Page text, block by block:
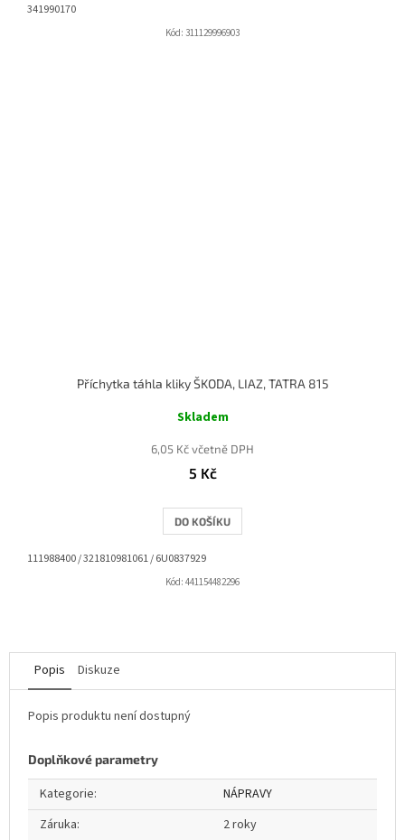
341990170
Kód: 311129996903
Příchytka táhla kliky ŠKODA, LIAZ, TATRA 815
Skladem
6,05 Kč včetně DPH
5 Kč
DO KOŠÍKU
111988400 / 321810981061 / 6U0837929
Kód: 441154482296
Popis Diskuze
Popis produktu není dostupný
Doplňkové parametry
Kategorie:
NÁPRAVY
Záruka:
2 roky